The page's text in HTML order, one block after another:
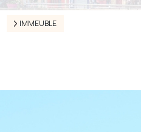
GARAGES -
IMMEUBLE